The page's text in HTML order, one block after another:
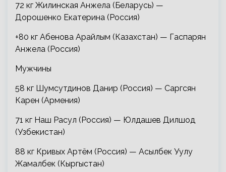
72 кг Жилинская Анжела (Беларусь) —
Дорошенко Екатерина (Россия)
+80 кг Абенова Арайлым (Казахстан) — Гаспарян
Анжела (Россия)
Мужчины
58 кг Шумсутдинов Данир (Россия) — Саргсян
Карен (Армения)
71 кг Наш Расул (Россия) — Юлдашев Дилшод
(Узбекистан)
88 кг Кривых Артём (Россия) — Асылбек Уулу
Жамалбек (Кыргыстан)